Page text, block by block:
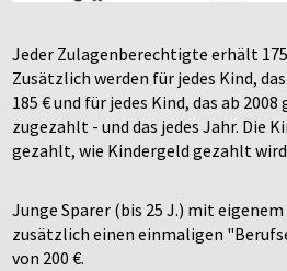
Jeder Zulagenberechtigte erhält
Zusätzlich werden für jedes Kind,
185 € und für jedes Kind, das ab
zugezahlt - und das jedes Jahr. Die
gezahlt, wie Kindergeld gezahlt
Junge Sparer (bis 25 J.) mit
zusätzlich einen einmaligen
von 200 €.